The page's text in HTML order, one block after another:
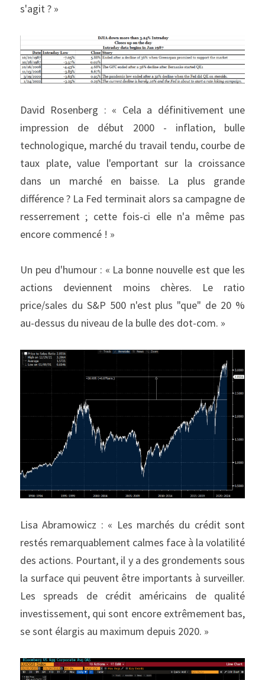
s'agit ? »
David Rosenberg : « Cela a définitivement une
impression de début 2000 - inflation, bulle
technologique, marché du travail tendu, courbe de
taux plate, value l'emportant sur la croissance
dans un marché en baisse. La plus grande
différence ? La Fed terminait alors sa campagne de
resserrement ; cette fois-ci elle n'a même pas
encore commencé ! »
Un peu d'humour : « La bonne nouvelle est que les
actions deviennent moins chères. Le ratio
price/sales du S&P 500 n'est plus "que" de 20 %
au-dessus du niveau de la bulle des dot-com. »
Lisa Abramowicz : « Les marchés du crédit sont
restés remarquablement calmes face à la volatilité
des actions. Pourtant, il y a des grondements sous
la surface qui peuvent être importants à surveiller.
Les spreads de crédit américains de qualité
investissement, qui sont encore extrêmement bas,
se sont élargis au maximum depuis 2020. »